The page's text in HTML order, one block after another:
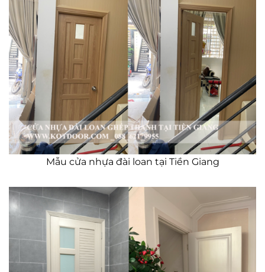
Mẫu cửa nhựa đài loan tại Tiền Giang